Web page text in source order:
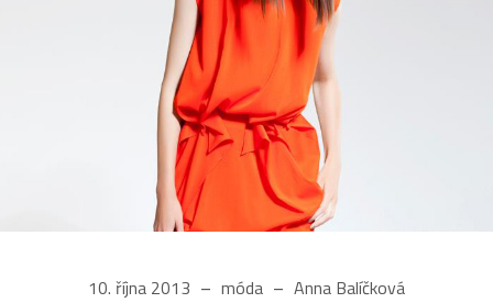
10. října 2013 móda Anna Balíčková